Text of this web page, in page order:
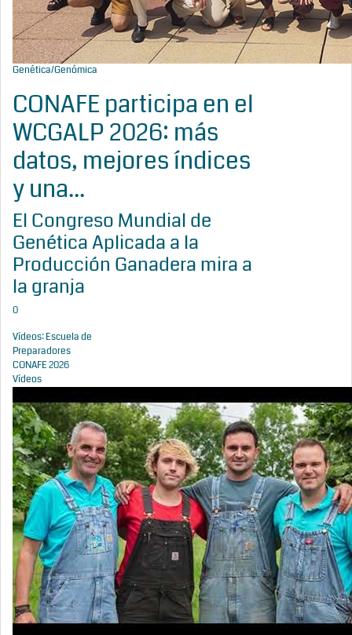
Genética/Genómica
CONAFE participa en el
WCGALP 2026: más
datos, mejores índices
y una...
El Congreso Mundial de
Genética Aplicada a la
Producción Ganadera mira a
la granja
0
Vídeos: Escuela de
Preparadores
CONAFE 2026
Vídeos